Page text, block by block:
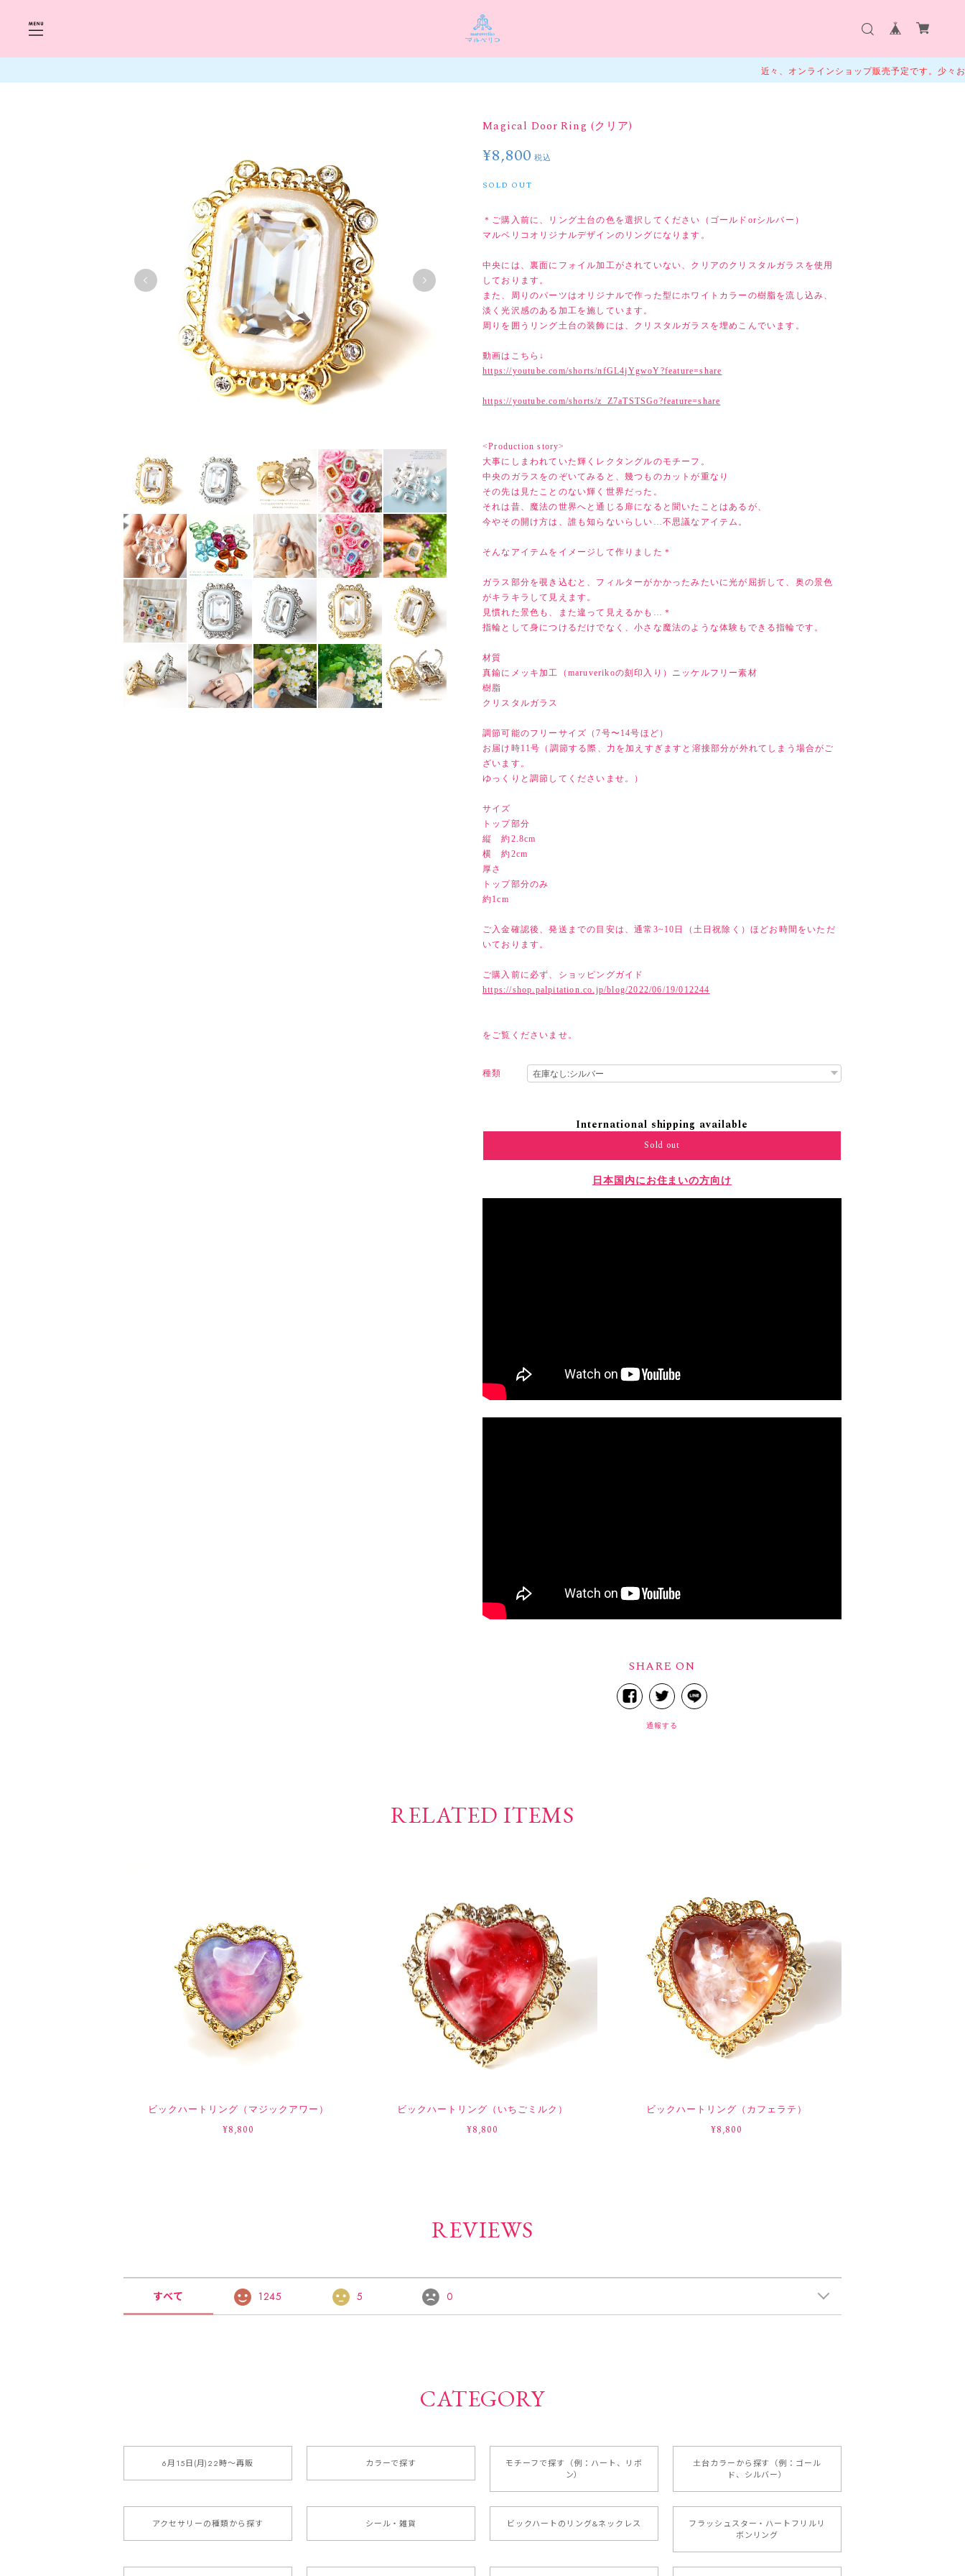
近々、オンラインショップ販売予定です。少々お待ちくだ
Magical Door Ring (クリア)
¥8,800 税込
SOLD OUT
＊ご購入前に、リング土台の色を選択してください（ゴールドorシルバー）
マルベリコオリジナルデザインのリングになります。
中央には、裏面にフォイル加工がされていない、クリアのクリスタルガラスを使用
しております。
また、周りのパーツはオリジナルで作った型にホワイトカラーの樹脂を流し込み、
淡く光沢感のある加工を施しています。
周りを囲うリング土台の装飾には、クリスタルガラスを埋めこんでいます。
動画はこちら↓
https://youtube.com/shorts/nfGL4jYgwoY?feature=share
https://youtube.com/shorts/z_Z7aTSTSGo?feature=share
<Production story>
大事にしまわれていた輝くレクタングルのモチーフ。
中央のガラスをのぞいてみると、幾つものカットが重なり
その先は見たことのない輝く世界だった。
それは昔、魔法の世界へと通じる扉になると聞いたことはあるが、
今やその開け方は、誰も知らないらしい…不思議なアイテム。
そんなアイテムをイメージして作りました＊
ガラス部分を覗き込むと、フィルターがかかったみたいに光が屈折して、奥の景色
がキラキラして見えます。
見慣れた景色も、また違って見えるかも…＊
指輪として身につけるだけでなく、小さな魔法のような体験もできる指輪です。
材質
真鍮にメッキ加工（maruverikoの刻印入り）ニッケルフリー素材
樹脂
クリスタルガラス
調節可能のフリーサイズ（7号〜14号ほど）
お届け時11号（調節する際、力を加えすぎますと溶接部分が外れてしまう場合がご
ざいます。
ゆっくりと調節してくださいませ。）
サイズ
トップ部分
縦 約2.8cm
横 約2cm
厚さ
トップ部分のみ
約1cm
ご入金確認後、発送までの目安は、通常3~10日（土日祝除く）ほどお時間をいただ
いております。
ご購入前に必ず、ショッピングガイド
https://shop.palpitation.co.jp/blog/2022/06/19/012244
をご覧くださいませ。
種類
International shipping available
Sold out
日本国内にお住まいの方向け
SHARE ON
通報する
RELATED ITEMS
ビックハートリング（マジックアワー）
¥8,800
ビックハートリング（いちごミルク）
¥8,800
ビックハートリング（カフェラテ）
¥8,800
REVIEWS
すべて 1245 5 0
CATEGORY
6月15日(月)22時〜再販 カラーで探す
モチーフで探す（例：ハート、リボ
ン）
土台カラーから探す（例：ゴール
ド、シルバー）
アクセサリーの種類から探す シール・雑貨 ビックハートのリング&ネックレス
フラッシュスター・ハートフリルリ
ボンリング